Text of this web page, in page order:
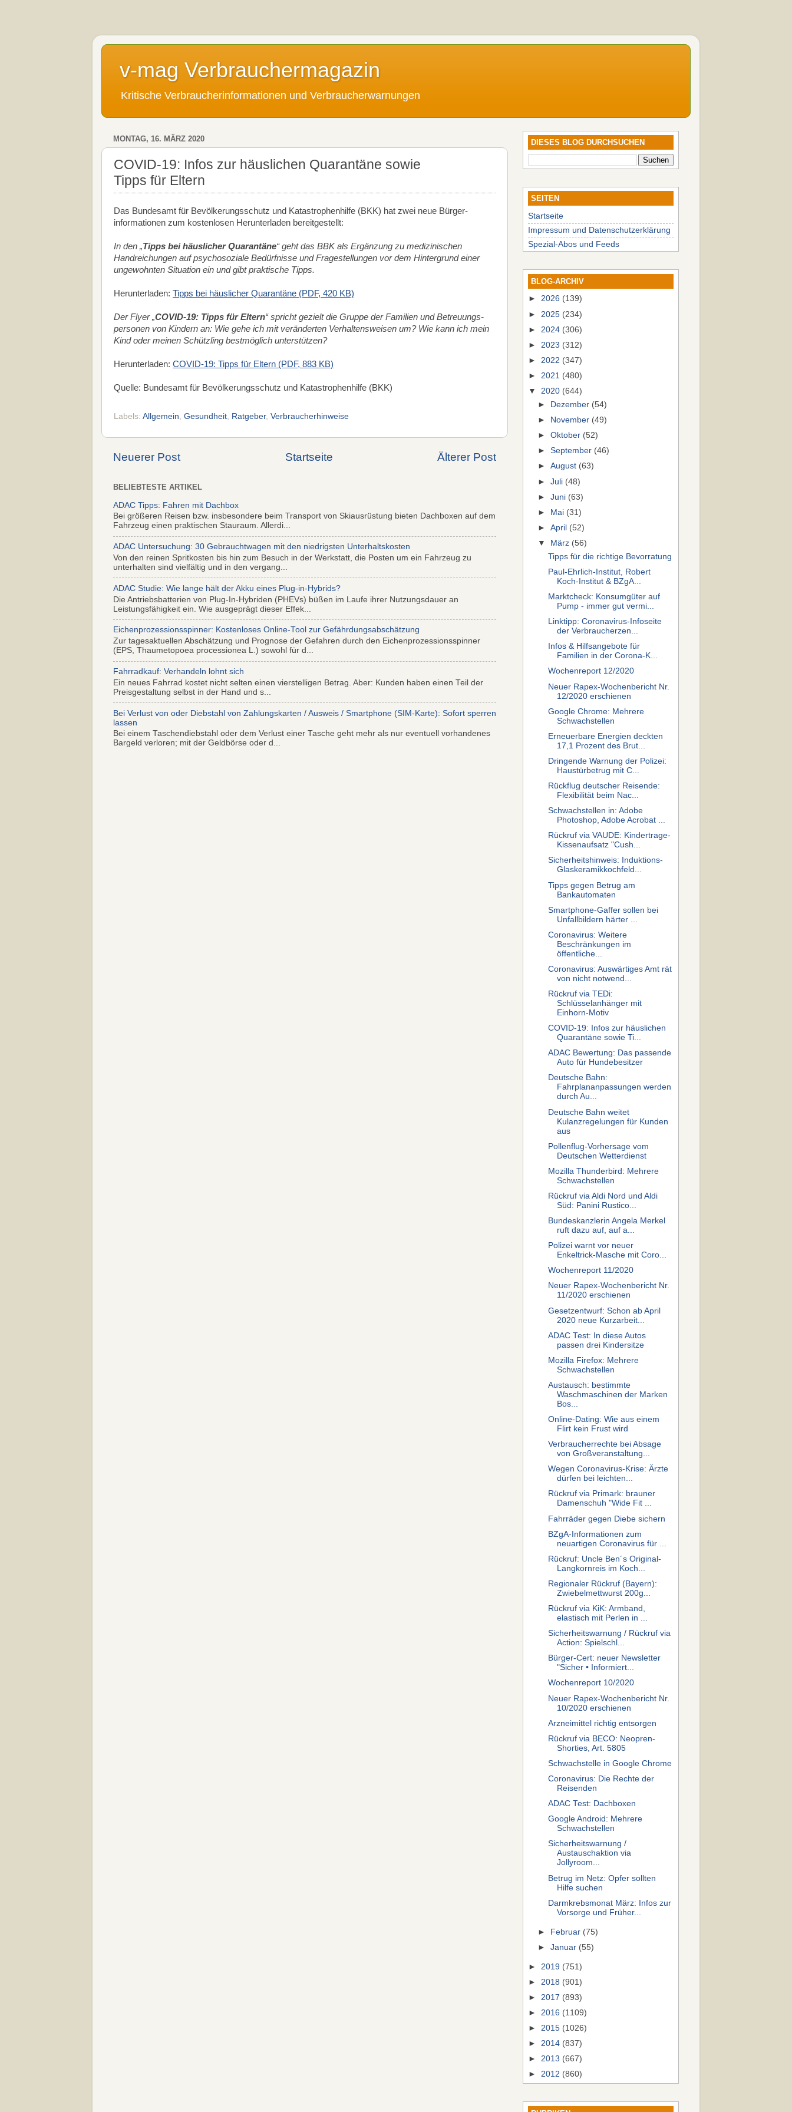
v-mag Verbrauchermagazin
Kritische Verbraucherinformationen und Verbraucherwarnungen
MONTAG, 16. MÄRZ 2020
COVID-19: Infos zur häuslichen Quarantäne sowie
Tipps für Eltern
Das Bundesamt für Bevölkerungsschutz und Katastrophenhilfe (BKK) hat zwei neue Bürger-
informationen zum kostenlosen Herunterladen bereitgestellt:
In den „Tipps bei häuslicher Quarantäne“ geht das BBK als Ergänzung zu medizinischen
Handreichungen auf psychosoziale Bedürfnisse und Fragestellungen vor dem Hintergrund einer
ungewohnten Situation ein und gibt praktische Tipps.
Herunterladen: Tipps bei häuslicher Quarantäne (PDF, 420 KB)
Der Flyer „COVID-19: Tipps für Eltern“ spricht gezielt die Gruppe der Familien und Betreuungs-
personen von Kindern an: Wie gehe ich mit veränderten Verhaltensweisen um? Wie kann ich mein
Kind oder meinen Schützling bestmöglich unterstützen?
Herunterladen: COVID-19: Tipps für Eltern (PDF, 883 KB)
Quelle: Bundesamt für Bevölkerungsschutz und Katastrophenhilfe (BKK)
Labels: Allgemein Gesundheit Ratgeber, Verbraucherhinweise
Neuerer Post Älterer Post
Startseite
BELIEBTESTE ARTIKEL
ADAC Tipps: Fahren mit Dachbox
Bei größeren Reisen bzw. insbesondere beim Transport von Skiausrüstung bieten Dachboxen auf dem
Fahrzeug einen praktischen Stauraum. Allerdi...
ADAC Untersuchung: 30 Gebrauchtwagen mit den niedrigsten Unterhaltskosten
Von den reinen Spritkosten bis hin zum Besuch in der Werkstatt, die Posten um ein Fahrzeug zu
unterhalten sind vielfältig und in den vergang...
ADAC Studie: Wie lange hält der Akku eines Plug-in-Hybrids?
Die Antriebsbatterien von Plug-In-Hybriden (PHEVs) büßen im Laufe ihrer Nutzungsdauer an
Leistungsfähigkeit ein. Wie ausgeprägt dieser Effek...
Eichenprozessionsspinner: Kostenloses Online-Tool zur Gefährdungsabschätzung
Zur tagesaktuellen Abschätzung und Prognose der Gefahren durch den Eichenprozessionsspinner
(EPS, Thaumetopoea processionea L.) sowohl für d...
Fahrradkauf: Verhandeln lohnt sich
Ein neues Fahrrad kostet nicht selten einen vierstelligen Betrag. Aber: Kunden haben einen Teil der
Preisgestaltung selbst in der Hand und s...
Bei Verlust von oder Diebstahl von Zahlungskarten / Ausweis / Smartphone (SIM-Karte): Sofort sperren
lassen
Bei einem Taschendiebstahl oder dem Verlust einer Tasche geht mehr als nur eventuell vorhandenes
Bargeld verloren; mit der Geldbörse oder d...
DIESES BLOG DURCHSUCHEN
SEITEN
Startseite
Impressum und Datenschutzerklärung
Spezial-Abos und Feeds
BLOG-ARCHIV
► 2026 (139)
► 2025 (234)
► 2024 (306)
► 2023 (312)
► 2022 (347)
► 2021 (480)
▼ 2020 (644)
►
Dezember (54)
►
November (49)
►Oktober (52)
►September (46)
►August (63)
►Juli (48)
►Juni (63)
►
Mai (31)
►April (52)
▼
März (56)
Tipps für die richtige Bevorratung
Paul-Ehrlich-Institut, Robert
Koch-Institut & BZgA...
Marktcheck: Konsumgüter auf
Pump - immer gut vermi...
Linktipp: Coronavirus-Infoseite
der Verbraucherzen...
Infos & Hilfsangebote für
Familien in der Corona-K...
Wochenreport 12/2020
Neuer Rapex-Wochenbericht Nr.
12/2020 erschienen
Google Chrome: Mehrere
Schwachstellen
Erneuerbare Energien deckten
17,1 Prozent des Brut...
Dringende Warnung der Polizei:
Haustürbetrug mit C...
Rückflug deutscher Reisende:
Flexibilität beim Nac...
Schwachstellen in: Adobe
Photoshop, Adobe Acrobat ...
Rückruf via VAUDE: Kindertrage-
Kissenaufsatz "Cush...
Sicherheitshinweis: Induktions-
Glaskeramikkochfeld...
Tipps gegen Betrug am
Bankautomaten
Smartphone-Gaffer sollen bei
Unfallbildern härter ...
Coronavirus: Weitere
Beschränkungen im
öffentliche...
Coronavirus: Auswärtiges Amt rät
von nicht notwend...
Rückruf via TEDi:
Schlüsselanhänger mit
Einhorn-Motiv
COVID-19: Infos zur häuslichen
Quarantäne sowie Ti...
ADAC Bewertung: Das passende
Auto für Hundebesitzer
Deutsche Bahn:
Fahrplananpassungen werden
durch Au...
Deutsche Bahn weitet
Kulanzregelungen für Kunden
aus
Pollenflug-Vorhersage vom
Deutschen Wetterdienst
Mozilla Thunderbird: Mehrere
Schwachstellen
Rückruf via Aldi Nord und Aldi
Süd: Panini Rustico...
Bundeskanzlerin Angela Merkel
ruft dazu auf, auf a...
Polizei warnt vor neuer
Enkeltrick-Masche mit Coro...
Wochenreport 11/2020
Neuer Rapex-Wochenbericht Nr.
11/2020 erschienen
Gesetzentwurf: Schon ab April
2020 neue Kurzarbeit...
ADAC Test: In diese Autos
passen drei Kindersitze
Mozilla Firefox: Mehrere
Schwachstellen
Austausch: bestimmte
Waschmaschinen der Marken
Bos...
Online-Dating: Wie aus einem
Flirt kein Frust wird
Verbraucherrechte bei Absage
von Großveranstaltung...
Wegen Coronavirus-Krise: Ärzte
dürfen bei leichten...
Rückruf via Primark: brauner
Damenschuh "Wide Fit ...
Fahrräder gegen Diebe sichern
BZgA-Informationen zum
neuartigen Coronavirus für ...
Rückruf: Uncle Ben´s Original-
Langkornreis im Koch...
Regionaler Rückruf (Bayern):
Zwiebelmettwurst 200g...
Rückruf via KiK: Armband,
elastisch mit Perlen in ...
Sicherheitswarnung / Rückruf via
Action: Spielschl...
Bürger-Cert: neuer Newsletter
"Sicher • Informiert...
Wochenreport 10/2020
Neuer Rapex-Wochenbericht Nr.
10/2020 erschienen
Arzneimittel richtig entsorgen
Rückruf via BECO: Neopren-
Shorties, Art. 5805
Schwachstelle in Google Chrome
Coronavirus: Die Rechte der
Reisenden
ADAC Test: Dachboxen
Google Android: Mehrere
Schwachstellen
Sicherheitswarnung /
Austauschaktion via
Jollyroom...
Betrug im Netz: Opfer sollten
Hilfe suchen
Darmkrebsmonat März: Infos zur
Vorsorge und Früher...
► Februar (75)
►Januar (55)
► 2019 (751)
► 2018 (901)
► 2017 (893)
► 2016 (1109)
► 2015 (1026)
► 2014 (837)
► 2013 (667)
► 2012 (860)